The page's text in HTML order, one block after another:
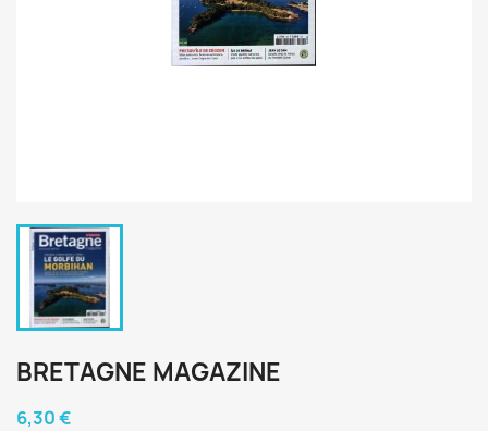
BRETAGNE MAGAZINE
6,30 €